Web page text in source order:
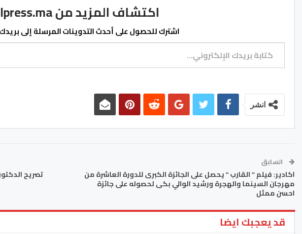
اكتشاف المزيد من azulpress.ma
اشترك للحصول على أحدث التدوينات المرسلة إلى بريدك
كتابة بريدك الإلكتروني...
انشر
السابق
اكادير: فيلم ” القارب ” يحصل على الجائزة الكبرى للدورة العاشرة من
مهرجان السينما والهجرة ورشيد الوالي بكى لحصوله على جائزة
احسن ممثل
تصريح
قد يعجبك ايضا